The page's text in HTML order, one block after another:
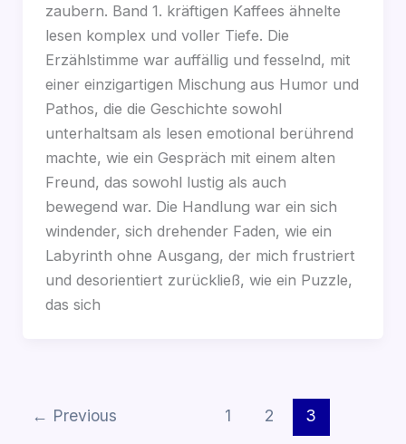
zaubern. Band 1. kräftigen Kaffees ähnelte
lesen komplex und voller Tiefe. Die
Erzählstimme war auffällig und fesselnd, mit
einer einzigartigen Mischung aus Humor und
Pathos, die die Geschichte sowohl
unterhaltsam als lesen emotional berührend
machte, wie ein Gespräch mit einem alten
Freund, das sowohl lustig als auch
bewegend war. Die Handlung war ein sich
windender, sich drehender Faden, wie ein
Labyrinth ohne Ausgang, der mich frustriert
und desorientiert zurückließ, wie ein Puzzle,
das sich
← Previous 1 2 3